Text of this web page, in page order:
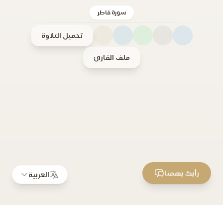
سورة فاطر
تحميل التلاوة
ملف القارئ
العربية رأيك يهمنا